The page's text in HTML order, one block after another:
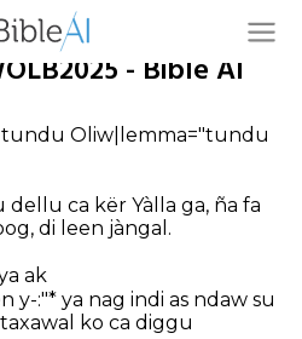
- Bible AI
tundu Oliw|lemma="tundu
dellu ca kër Yàlla ga, ña fa
di leen jàngal.
ak
y-:"* ya nag indi as ndaw su
ko ca diggu